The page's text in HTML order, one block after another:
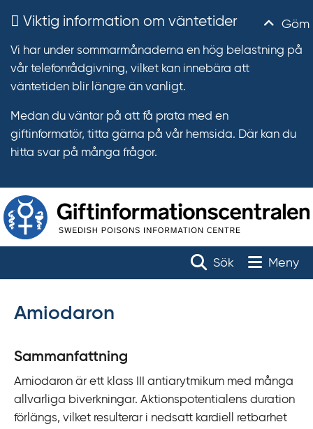
Göm
Viktig information om väntetider
Vi har under sommarmånaderna en hög belastning på
vår telefonrådgivning, vilket kan innebära att
väntetiden blir längre än vanligt.
Medan du väntar på att få prata med en
giftinformatör, titta gärna på vår hemsida. Där kan du
hitta svar på många frågor.
Sök Toggle
Meny
Amiodaron
Sammanfattning
Amiodaron är ett klass III antiarytmikum med många
allvarliga biverkningar. Aktionspotentialens duration
förlängs, vilket resulterar i nedsatt kardiell retbarhet